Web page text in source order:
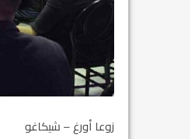
زوعا أورغ – شيكاغو